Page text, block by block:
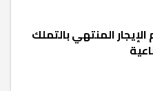
المنتهي بالتملك